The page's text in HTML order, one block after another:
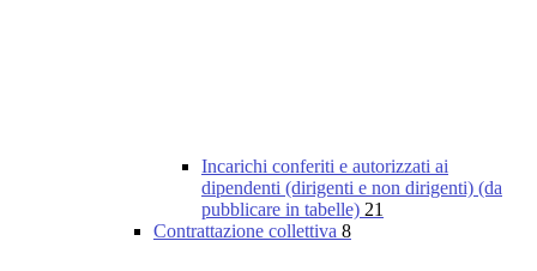
Incarichi conferiti e autorizzati ai
dipendenti (dirigenti e non dirigenti) (da
pubblicare in tabelle) 21
Contrattazione collettiva 8